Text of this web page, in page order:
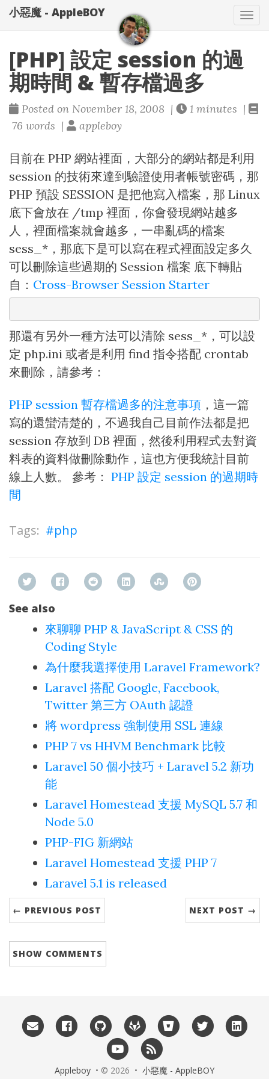
小惡魔 - AppleBOY
[PHP] 設定 session 的過
期時間 & 暫存檔過多
Posted on November 18, 2008 |
1 minutes |
76 words |
appleboy
目前在 PHP 網站裡面，大部分的網站都是利用
session 的技術來達到驗證使用者帳號密碼，那
PHP 預設 SESSION 是把他寫入檔案，那 Linux
底下會放在 /tmp 裡面，你會發現網站越多
人，裡面檔案就會越多，一串亂碼的檔案
sess_*，那底下是可以寫在程式裡面設定多久
可以刪除這些過期的 Session 檔案 底下轉貼
自： Cross-Browser Session Starter
那還有另外一種方法可以清除 sess_*，可以設
定 php.ini 或者是利用 find 指令搭配 crontab
來刪除，請參考：
PHP session 暫存檔過多的注意事項 ，這一篇
寫的還蠻清楚的，不過我自己目前作法都是把
session 存放到 DB 裡面，然後利用程式去對資
料表的資料做刪除動作，這也方便我統計目前
線上人數。 參考： PHP 設定 session 的過期時
間
php
See also
來聊聊 PHP & JavaScript & CSS 的
Coding Style
為什麼我選擇使用 Laravel Framework?
Laravel 搭配 Google, Facebook,
Twitter 第三方 OAuth 認證
將 wordpress 強制使用 SSL 連線
PHP 7 vs HHVM Benchmark 比較
Laravel 50 個小技巧 + Laravel 5.2 新功
能
Laravel Homestead 支援 MySQL 5.7 和
Node 5.0
PHP-FIG 新網站
Laravel Homestead 支援 PHP 7
Laravel 5.1 is released
← PREVIOUS POST NEXT POST →
SHOW COMMENTS
Appleboy • © 2026 • 小惡魔 - AppleBOY